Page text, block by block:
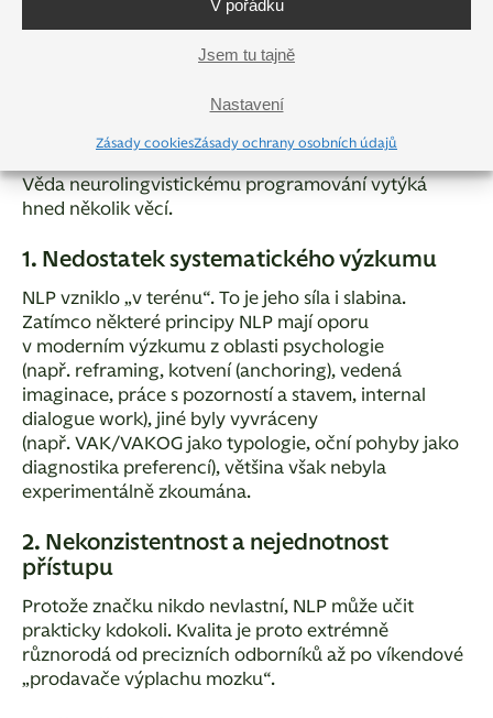
V pořádku
Jsem tu tajně
Nastavení
Zásady cookiesZásady ochrany osobních údajů
NLP má jednu zvláštní vlastnost:
Co věda NLP vytýká
Věda neurolingvistickému programování vytýká
hned několik věcí.
1. Nedostatek systematického výzkumu
NLP vzniklo „v terénu“. To je jeho síla i slabina.
Zatímco některé principy NLP mají oporu
v moderním výzkumu z oblasti psychologie
(např. reframing, kotvení (anchoring), vedená
imaginace, práce s pozorností a stavem, internal
dialogue work), jiné byly vyvráceny
(např. VAK/VAKOG jako typologie, oční pohyby jako
diagnostika preferencí), většina však nebyla
experimentálně zkoumána.
2. Nekonzistentnost a nejednotnost
přístupu
Protože značku nikdo nevlastní, NLP může učit
prakticky kdokoli. Kvalita je proto extrémně
různorodá od precizních odborníků až po víkendové
„prodavače výplachu mozku“.